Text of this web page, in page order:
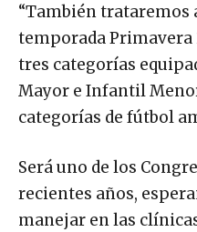
“También trataremos
temporada Primavera
tres categorías
Mayor e Infantil
categorías de fútbol
Será uno de los
recientes años,
manejar en las